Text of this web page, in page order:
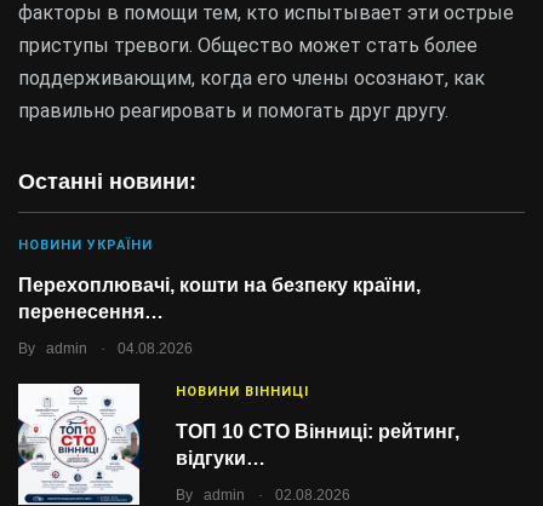
Останні новини:
НОВИНИ УКРАЇНИ
Перехоплювачі, кошти на безпеку країни,
перенесення…
By admin . 04.08.2026
НОВИНИ ВІННИЦІ
ТОП 10 СТО Вінниці: рейтинг,
відгуки…
By admin . 02.08.2026
факторы в помощи тем, кто испытывает эти острые
приступы тревоги. Общество может стать более
поддерживающим, когда его члены осознают, как
правильно реагировать и помогать друг другу.